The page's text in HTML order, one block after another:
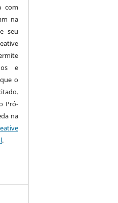
com
na
seu
e
o
Pró-
na
.